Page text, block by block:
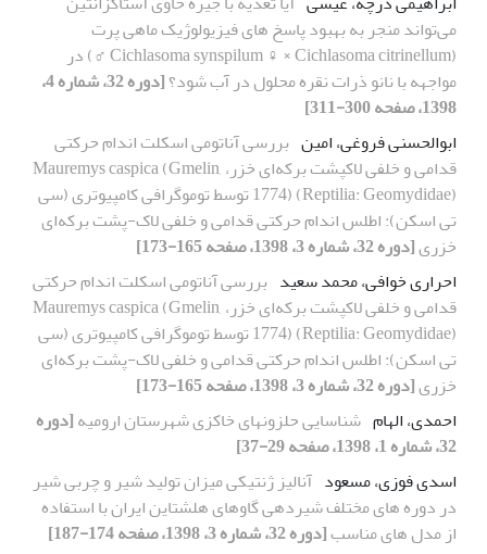
می‌تواند منجر به بهبود پاسخ های فیزیولوژیک ماهی پرت
(Cichlasoma synspilum ♀ × Cichlasoma citrinellum ♂) در
مواجهه با نانو ذرات نقره محلول در آب شود؟
[دوره 32، شماره 4،
1398، صفحه 300-311]
ابوالحسنی فروغی، امین بررسی آناتومی اسکلت اندام حرکتی
قدامی و خلفی لاکپشت برکه‌ای خزر، Mauremys caspica (Gmelin,
1774) (Reptilia: Geomydidae) توسط توموگرافی کامپیوتری (سی
تی اسکن): اطلس اندام حرکتی قدامی و خلفی لاک-پشت برکه‌ای
خزری[دوره 32، شماره 3، 1398، صفحه 165-173]
احراری خوافی، محمد سعید بررسی آناتومی اسکلت اندام حرکتی
قدامی و خلفی لاکپشت برکه‌ای خزر، Mauremys caspica (Gmelin,
1774) (Reptilia: Geomydidae) توسط توموگرافی کامپیوتری (سی
تی اسکن): اطلس اندام حرکتی قدامی و خلفی لاک-پشت برکه‌ای
خزری[دوره 32، شماره 3، 1398، صفحه 165-173]
احمدی، الهام شناسایی حلزونهای خاکزی شهرستان ارومیه[دوره
32، شماره 1، 1398، صفحه 29-37]
اسدی فوزی، مسعود آنالیز ژنتیکی میزان تولید شیر و چربی شیر
در دوره های مختلف شیردهی گاوهای هلشتاین ایران با استفاده
از مدل های مناسب[دوره 32، شماره 3، 1398، صفحه 174-187]